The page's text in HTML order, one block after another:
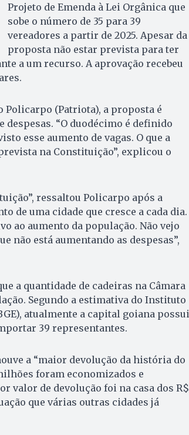
Projeto de Emenda à Lei Orgânica que
sobe o número de 35 para 39
vereadores a partir de 2025. Apesar da
proposta não estar prevista para ter
a um recurso. A aprovação recebeu
Policarpo (Patriota), a proposta é
“O duodécimo é definido
esse aumento de vagas. O que a
na Constituição”, explicou o
ressaltou Policarpo após a
de uma cidade que cresce a cada dia.
ao aumento da população. Não vejo
não está aumentando as despesas”,
a quantidade de cadeiras na Câmara
Segundo a estimativa do Instituto
atualmente a capital goiana possui
39 representantes.
a “maior devolução da história do
foram economizados e
valor de devolução foi na casa dos R$
que várias outras cidades já